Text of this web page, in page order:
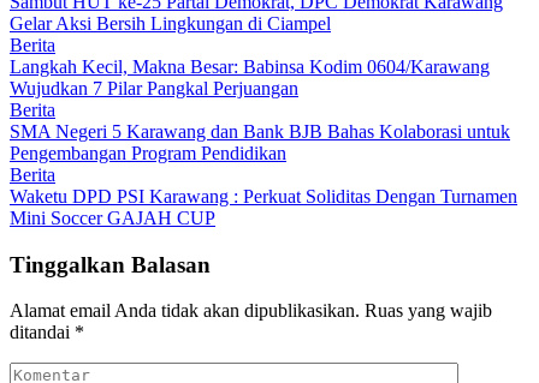
Gelar Aksi Bersih Lingkungan di Ciampel
Berita
Langkah Kecil, Makna Besar: Babinsa Kodim 0604/Karawang
Wujudkan 7 Pilar Pangkal Perjuangan
Berita
SMA Negeri 5 Karawang dan Bank BJB Bahas Kolaborasi untuk
Pengembangan Program Pendidikan
Berita
Waketu DPD PSI Karawang : Perkuat Soliditas Dengan Turnamen
Mini Soccer GAJAH CUP
Tinggalkan Balasan
Alamat email Anda tidak akan dipublikasikan. Ruas yang wajib
ditandai *